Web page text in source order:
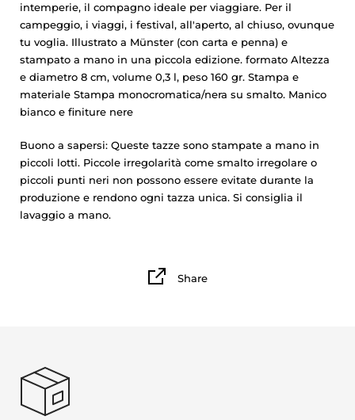
intemperie, il compagno ideale per viaggiare. Per il
campeggio, i viaggi, i festival, all'aperto, al chiuso, ovunque
tu voglia. Illustrato a Münster (con carta e penna) e
stampato a mano in una piccola edizione. formato Altezza
e diametro 8 cm, volume 0,3 l, peso 160 gr. Stampa e
materiale Stampa monocromatica/nera su smalto. Manico
bianco e finiture nere
Buono a sapersi: Queste tazze sono stampate a mano in
piccoli lotti. Piccole irregolarità come smalto irregolare o
piccoli punti neri non possono essere evitate durante la
produzione e rendono ogni tazza unica. Si consiglia il
lavaggio a mano.
Share